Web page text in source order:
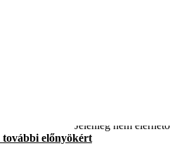
Jelenleg nem elérhető
további előnyökért